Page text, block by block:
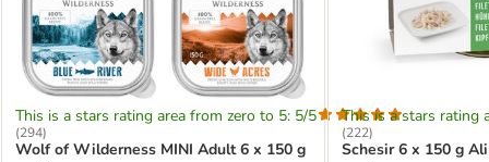
This is a stars rating area from zero to 5: 5/5
(294)
Wolf of Wilderness MINI Adult 6 x 150 g
This is a stars rating
(222)
Schesir 6 x 150 g